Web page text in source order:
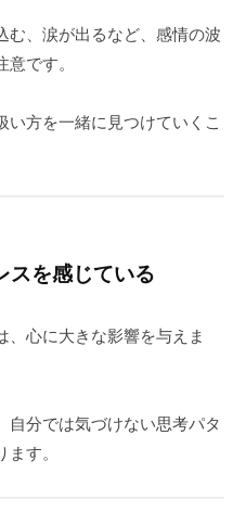
む、涙が出るなど、感情の波
です。
い方を一緒に見つけていくこ
スを感じている
、心に大きな影響を与えま
自分では気づけない思考パタ
す。